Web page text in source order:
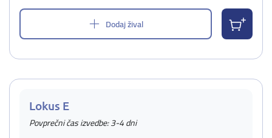
Dodaj žival
Lokus E
Povprečni čas izvedbe: 3-4 dni